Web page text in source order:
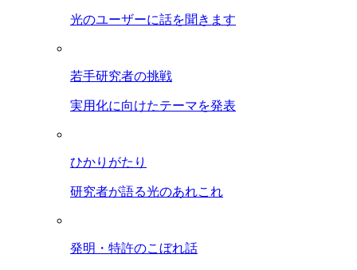
光のユーザーに話を聞きます
若手研究者の挑戦
実用化に向けたテーマを発表
ひかりがたり
研究者が語る光のあれこれ
発明・特許のこぼれ話